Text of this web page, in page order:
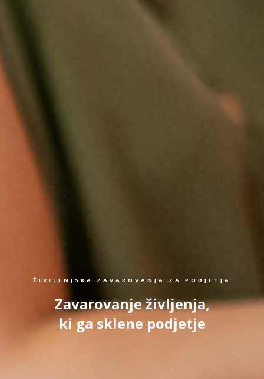
ŽIVLJENJSKA ZAVAROVANJA ZA PODJETJA
Zavarovanje življenja,
ki ga sklene podjetje